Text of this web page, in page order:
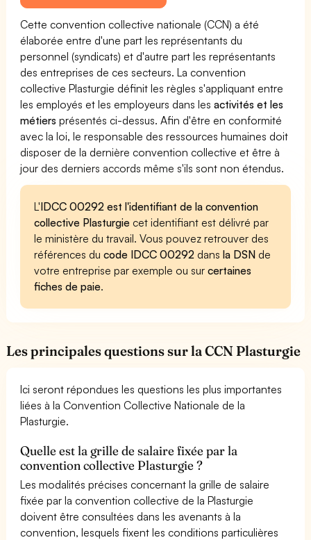
Cette convention collective nationale (CCN) a été
élaborée entre d'une part les représentants du
personnel (syndicats) et d'autre part les représentants
des entreprises de ces secteurs. La convention
collective Plasturgie définit les règles s'appliquant entre
les employés et les employeurs dans lesactivités et les
métiers présentés ci-dessus. Afin d'être en conformité
avec la loi, le responsable des ressources humaines doit
disposer de la dernière convention collective et être à
jour des derniers accords même s'ils sont non étendus.
L'IDCC 00292 est l'identifiant de la convention
collective Plasturgie cet identifiant est délivré par
le ministère du travail. Vous pouvez retrouver des
références ducode IDCC 00292 dansla DSN de
votre entreprise par exemple ou surcertaines
fiches de paie.
Les principales questions sur la CCN Plasturgie
Ici seront répondues les questions les plus importantes
liées à la Convention Collective Nationale de la
Plasturgie.
Quelle est la grille de salaire fixée par la
convention collective Plasturgie ?
Les modalités précises concernant la grille de salaire
fixée par la convention collective de la Plasturgie
doivent être consultées dans les avenants à la
convention, lesquels fixent les conditions particulières